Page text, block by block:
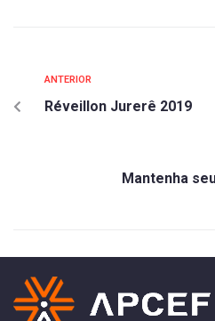
ANTERIOR
Réveillon Jurerê 2019
Mantenha